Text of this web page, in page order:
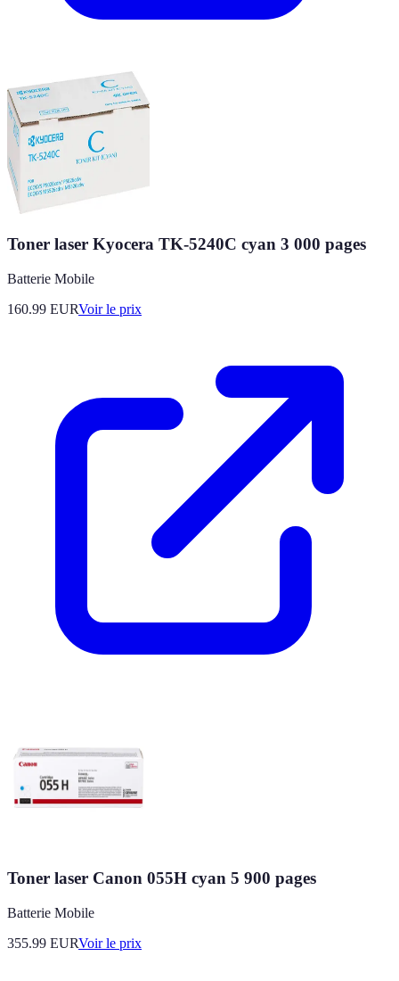
Toner laser Kyocera TK-5240C cyan 3 000 pages
Batterie Mobile
160.99 EURVoir le prix
Toner laser Canon 055H cyan 5 900 pages
Batterie Mobile
355.99 EURVoir le prix